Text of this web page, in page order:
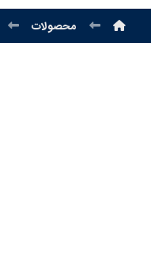
محصولات